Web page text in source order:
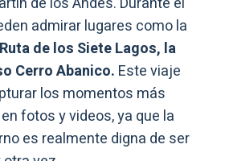
admirar lugares como la
de los Siete Lagos, la
Cerro Abanico. Este viaje
los momentos más
fotos y videos, ya que la
es realmente digna de ser